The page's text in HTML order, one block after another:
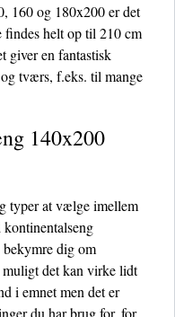
160 og 180x200 er det
findes helt op til 210 cm
giver en fantastisk
tværs, f.eks. til mange
140x200
typer at vælge imellem
bekymre dig om
det kan virke lidt
i emnet men det er
du har brug for, for